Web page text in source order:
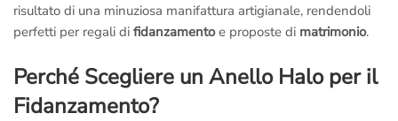
risultato di una minuziosa manifattura artigianale, rendendoli
perfetti per regali di fidanzamentoe proposte di matrimonio.
Perché Scegliere un Anello Halo per il
Fidanzamento?